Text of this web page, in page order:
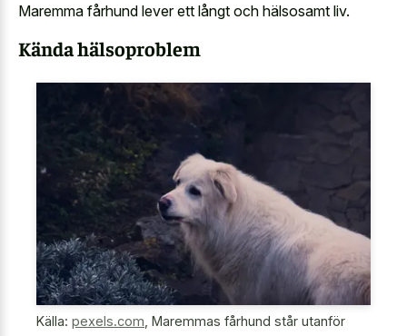
Maremma fårhund lever ett långt och hälsosamt liv.
Kända hälsoproblem
Källa: pexels.com Maremmas fårhund står utanför